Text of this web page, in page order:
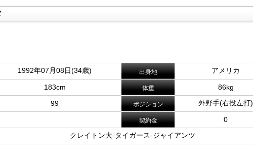
1992年07月08日(34歳) 出身地 アメリカ
183cm 体重 86kg
99 ポジション 外野手(右投左打)
契約金 0
クレイトン大-タイガース-ジャイアンツ